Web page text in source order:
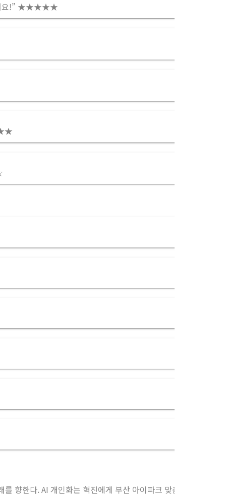
어요!” ★★★★★
향한다. AI 개인화는 혁진에게 부산 아이파크 맞춤 콘텐츠를 추